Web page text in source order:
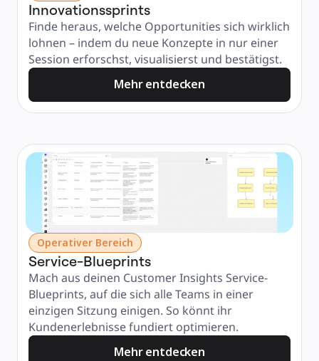
Innovationssprints
Finde heraus, welche Opportunities sich wirklich
lohnen – indem du neue Konzepte in nur einer
Session erforschst, visualisierst und bestätigst.
Mehr entdecken
Operativer Bereich
Service-Blueprints
Mach aus deinen Customer Insights Service-
Blueprints, auf die sich alle Teams in einer
einzigen Sitzung einigen. So könnt ihr
Kundenerlebnisse fundiert optimieren.
Mehr entdecken